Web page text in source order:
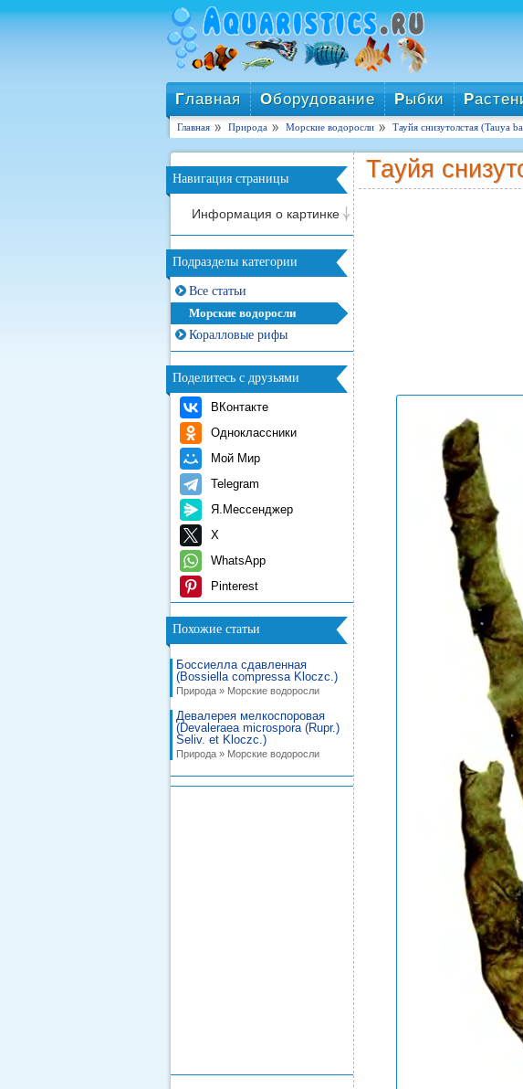
Главная Оборудование Рыбки Р
Главная Природа Морские водоросли Тауйя снизутолстая (Tauya
Навигация страницы
Информация о картинке
Подразделы категории
Все статьи
Морские водоросли
Коралловые рифы
Поделитесь с друзьями
ВКонтакте
Одноклассники
Мой Мир
Telegram
Я.Мессенджер
X
WhatsApp
Pinterest
Похожие статьи
Боссиелла сдавленная
(Bossiella compressa Kloczc.)
Природа » Морские водоросли
Девалерея мелкоспоровая
(Devaleraea microspora (Rupr.)
Seliv. et Kloczc.)
Природа » Морские водоросли
Тауйя